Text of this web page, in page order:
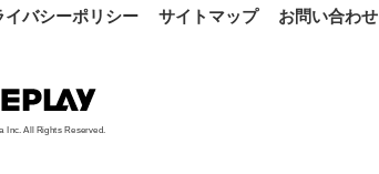
イバシーポリシー サイトマップ お問い合わせ
Inc. All Rights Reserved.